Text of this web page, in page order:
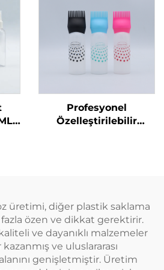
Mühürleme
Profesyonel
Özelleştirilebilir
üretimi, diğer plastik saklama
fazla özen ve dikkat gerektirir.
ve dayanıklı malzemeler
ve uluslararası
genişletmiştir. Üretim